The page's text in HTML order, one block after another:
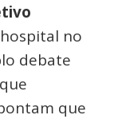
no
debate
que